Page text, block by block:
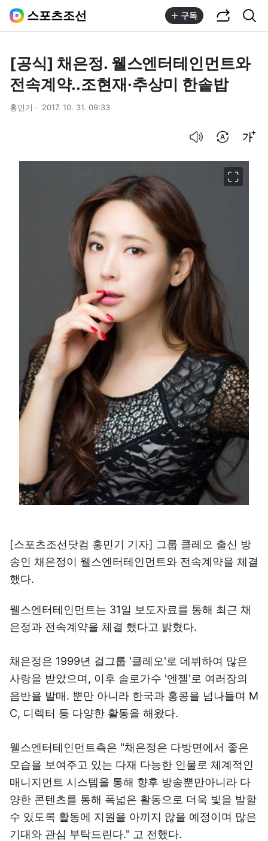
스포츠조선 구독
[공식] 채은정. 웰스엔터테인먼트와
전속계약..조현재·추상미 한솥밥
홍민기 2017. 10. 31. 09:33
[스포츠조선닷컴 홍민기 기자] 그룹 클레오 출신 방
송인 채은정이 웰스엔터테인먼트와 전속계약을 체결
했다.
웰스엔터테인먼트는 31일 보도자료를 통해 최근 채
은정과 전속계약을 체결 했다고 밝혔다.
채은정은 1999년 걸그룹 '클레오'로 데뷔하여 많은
사랑을 받았으며, 이후 솔로가수 '엔젤'로 여러장의
음반을 발매. 뿐만 아니라 한국과 홍콩을 넘나들며 M
C, 디렉터 등 다양한 활동을 해왔다.
웰스엔터테인먼트측은 "채은정은 다방면에서 좋은
모습을 보여주고 있는 다재 다능한 인물로 체계적인
매니지먼트 시스템을 통해 향후 방송뿐만아니라 다
양한 콘텐츠를 통해 폭넓은 활동으로 더욱 빛을 발할
수 있도록 활동에 지원을 아끼지 않을 예정이며 많은
기대와 관심 부탁드린다." 고 전했다.